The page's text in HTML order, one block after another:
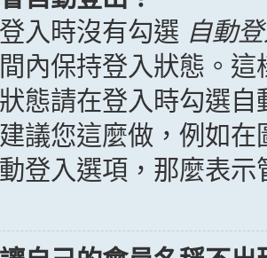
入時沒有勾選 自動
內保持登入狀態。
態請在登入時勾選
議您這麼做，例如
登入選項，那麼表